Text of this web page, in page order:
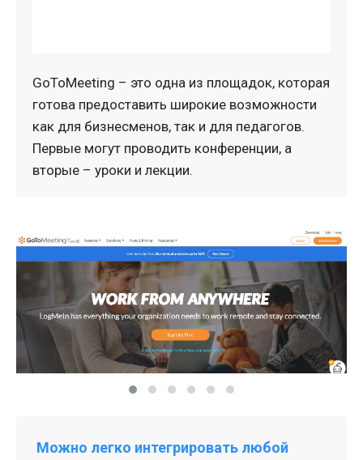
GoToMeeting – это одна из площадок, которая
готова предоставить широкие возможности
как для бизнесменов, так и для педагогов.
Первые могут проводить конференции, а
вторые – уроки и лекции.
Можно легко интегрировать любой